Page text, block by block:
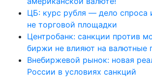
ЦБ: курс рубля — дело спроса
не торговой площадки
Центробанк: санкции против
биржи не влияют на валютные
Внебиржевой рынок: новая
России в условиях санкций